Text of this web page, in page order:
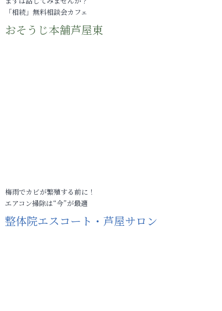
「相続」無料相談会カフェ
おそうじ本舗芦屋東
梅雨でカビが繁殖する前に！
エアコン掃除は“今”が最適
整体院エスコート・芦屋サロン